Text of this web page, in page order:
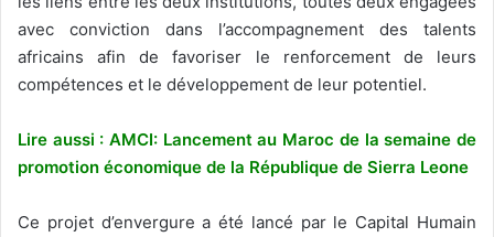
avec conviction dans l’accompagnement des talents
africains afin de favoriser le renforcement de leurs
compétences et le développement de leur potentiel.
Lire aussi : AMCI: Lancement au Maroc de la semaine de
promotion économique de la République de Sierra Leone
Ce projet d’envergure a été lancé par le Capital Humain